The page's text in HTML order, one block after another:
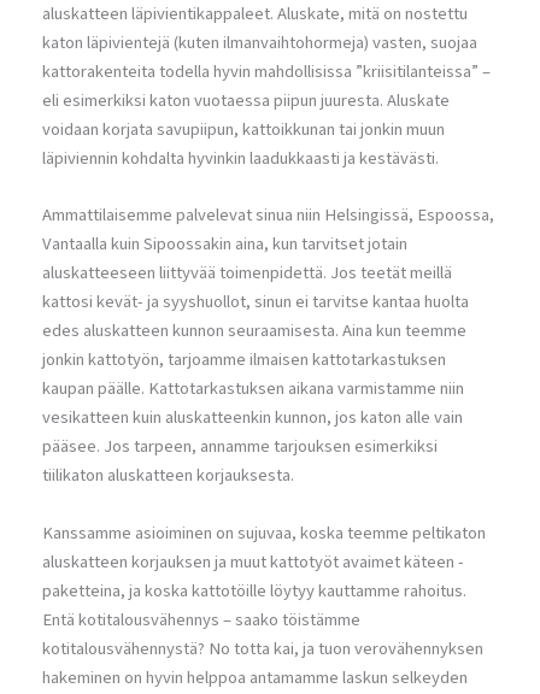
aluskatteen läpivientikappaleet. Aluskate, mitä on nostettu
katon läpivientejä (kuten ilmanvaihtohormeja) vasten, suojaa
kattorakenteita todella hyvin mahdollisissa ”kriisitilanteissa” –
eli esimerkiksi katon vuotaessa piipun juuresta. Aluskate
voidaan korjata savupiipun, kattoikkunan tai jonkin muun
läpiviennin kohdalta hyvinkin laadukkaasti ja kestävästi.
Ammattilaisemme palvelevat sinua niin Helsingissä, Espoossa,
Vantaalla kuin Sipoossakin aina, kun tarvitset jotain
aluskatteeseen liittyvää toimenpidettä. Jos teetät meillä
kattosi kevät- ja syyshuollot, sinun ei tarvitse kantaa huolta
edes aluskatteen kunnon seuraamisesta. Aina kun teemme
jonkin kattotyön, tarjoamme ilmaisen kattotarkastuksen
kaupan päälle. Kattotarkastuksen aikana varmistamme niin
vesikatteen kuin aluskatteenkin kunnon, jos katon alle vain
pääsee. Jos tarpeen, annamme tarjouksen esimerkiksi
tiilikaton aluskatteen korjauksesta.
Kanssamme asioiminen on sujuvaa, koska teemme peltikaton
aluskatteen korjauksen ja muut kattotyöt avaimet käteen -
paketteina, ja koska kattotöille löytyy kauttamme rahoitus.
Entä kotitalousvähennys – saako töistämme
kotitalousvähennystä? No totta kai, ja tuon verovähennyksen
hakeminen on hyvin helppoa antamamme laskun selkeyden